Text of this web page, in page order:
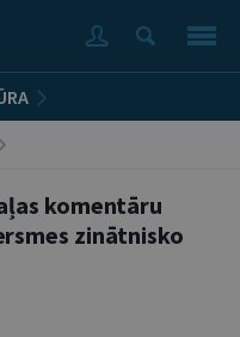
komentāru
zinātnisko